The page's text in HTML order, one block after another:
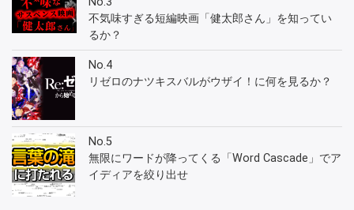
不気味すぎる短編映画「健太郎さん」を知ってい
るか？
No.4
リゼロのナツキスバルがウザイ！に何を見るか？
No.5
無限にワードが降ってくる「Word Cascade」でア
イディアを絞り出せ